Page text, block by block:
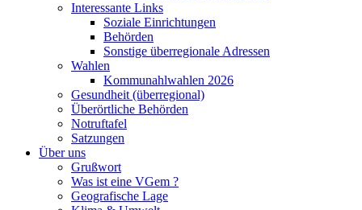
Interessante Links
Soziale Einrichtungen
Behörden
Sonstige überregionale Adressen
Wahlen
Kommunahlwahlen 2026
Gesundheit (überregional)
Überörtliche Behörden
Notruftafel
Satzungen
Über uns
Grußwort
Was ist eine VGem ?
Geografische Lage